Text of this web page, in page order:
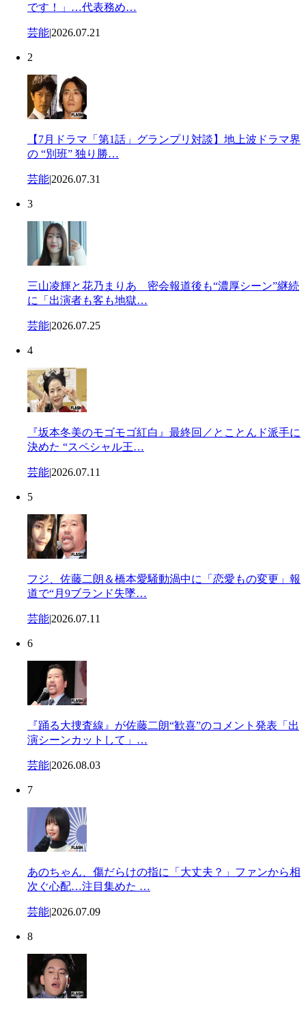
です！」…代表務め…
芸能|2026.07.21
2
【7月ドラマ「第1話」グランプリ対談】地上波ドラマ界
の “別班” 独り勝…
芸能|2026.07.31
3
三山凌輝と花乃まりあ 密会報道後も“濃厚シーン”継続
に「出演者も客も地獄…
芸能|2026.07.25
4
『坂本冬美のモゴモゴ紅白』最終回／とことんド派手に
決めた “スペシャル王…
芸能|2026.07.11
5
フジ、佐藤二朗＆橋本愛騒動渦中に「恋愛もの変更」報
道で“月9ブランド失墜…
芸能|2026.07.11
6
『踊る大捜査線』が佐藤二朗“歓喜”のコメント発表「出
演シーンカットして」…
芸能|2026.08.03
7
あのちゃん、傷だらけの指に「大丈夫？」ファンから相
次ぐ心配…注目集めた …
芸能|2026.07.09
8